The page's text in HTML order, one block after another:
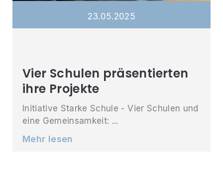
23.05.2025
Vier Schulen präsentierten
ihre Projekte
Initiative Starke Schule - Vier Schulen und
eine Gemeinsamkeit: ...
Mehr lesen